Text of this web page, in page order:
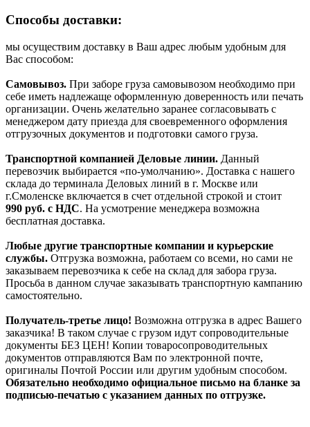
Способы доставки:
мы осуществим доставку в Ваш адрес любым удобным для
Вас способом:
Самовывоз. При заборе груза самовывозом необходимо при
себе иметь надлежаще оформленную доверенность или печать
организации. Очень желательно заранее согласовывать с
менеджером дату приезда для своевременного оформления
отгрузочных документов и подготовки самого груза.
Транспортной компанией Деловые линии. Данный
перевозчик выбирается «по-умолчанию». Доставка с нашего
склада до терминала Деловых линий в г. Москве или
г.Смоленске включается в счет отдельной строкой и стоит
990 руб. с НДС. На усмотрение менеджера возможна
бесплатная доставка.
Любые другие транспортные компании и курьерские
службы. Отгрузка возможна, работаем со всеми, но сами не
заказываем перевозчика к себе на склад для забора груза.
Просьба в данном случае заказывать транспортную кампанию
самостоятельно.
Получатель-третье лицо! Возможна отгрузка в адрес Вашего
заказчика! В таком случае с грузом идут сопроводительные
документы БЕЗ ЦЕН! Копии товаросопроводительных
документов отправляются Вам по электронной почте,
оригиналы Почтой России или другим удобным способом.
Обязательно необходимо официальное письмо на бланке за
подписью-печатью с указанием данных по отгрузке.